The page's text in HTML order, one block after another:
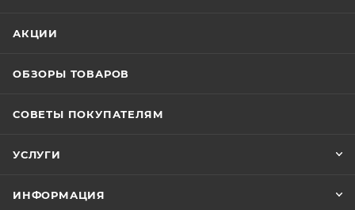
АКЦИИ
ОБЗОРЫ ТОВАРОВ
СОВЕТЫ ПОКУПАТЕЛЯМ
УСЛУГИ
ИНФОРМАЦИЯ